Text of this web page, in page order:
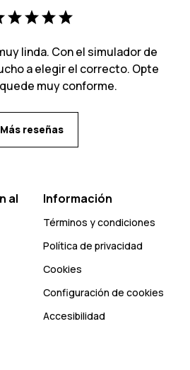
linda. Con el simulador de
a elegir el correcto. Opte
muy conforme.
Más reseñas
al
Información
Términos y condiciones
Política de privacidad
Cookies
Configuración de cookies
Accesibilidad